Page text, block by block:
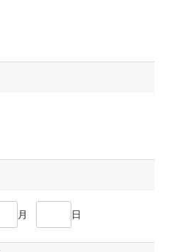
月 日